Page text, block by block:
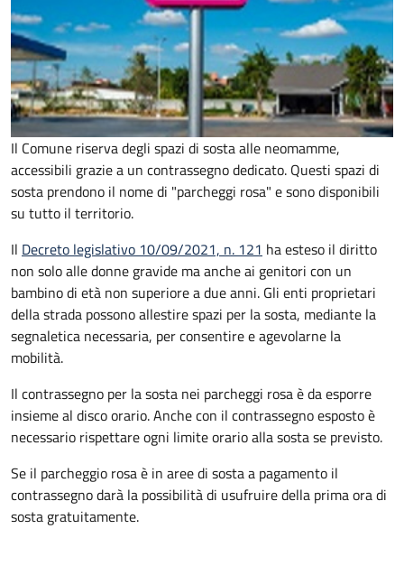
Il Comune riserva degli spazi di sosta alle neomamme,
accessibili grazie a un contrassegno dedicato. Questi spazi di
sosta prendono il nome di "parcheggi rosa" e sono disponibili
su tutto il territorio.
Il Decreto legislativo 10/09/2021, n. 121 ha esteso il diritto
non solo alle donne gravide ma anche ai genitori con un
bambino di età non superiore a due anni. Gli enti proprietari
della strada possono allestire spazi per la sosta, mediante la
segnaletica necessaria, per consentire e agevolarne la
mobilità.
Il contrassegno per la sosta nei parcheggi rosa è da esporre
insieme al disco orario. Anche con il contrassegno esposto è
necessario rispettare ogni limite orario alla sosta se previsto.
Se il parcheggio rosa è in aree di sosta a pagamento il
contrassegno darà la possibilità di usufruire della prima ora di
sosta gratuitamente.